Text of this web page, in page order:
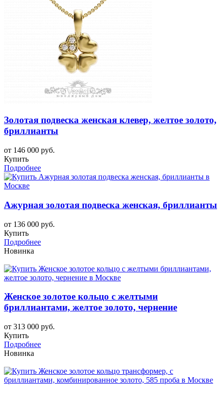
Золотая подвеска женская клевер, желтое золото,
бриллианты
от 146 000 руб.
Купить
Подробнее
Ажурная золотая подвеска женская, бриллианты
от 136 000 руб.
Купить
Подробнее
Новинка
Женское золотое кольцо с желтыми
бриллиантами, желтое золото, чернение
от 313 000 руб.
Купить
Подробнее
Новинка